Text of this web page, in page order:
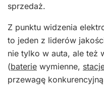
sprzedaż.
Z punktu widzenia
to jeden z liderów
nie tylko w auta, ale też
(baterie wymienne,
przewagę